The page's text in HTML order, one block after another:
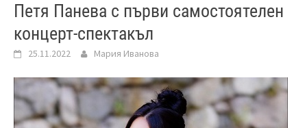
Петя Панева с първи самостоятелен
концерт-спектакъл
25.11.2022 Мария Иванова